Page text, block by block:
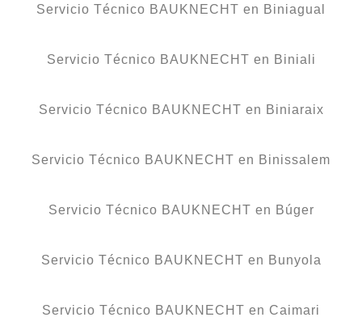
Servicio Técnico BAUKNECHT en Biniagual
Servicio Técnico BAUKNECHT en Biniali
Servicio Técnico BAUKNECHT en Biniaraix
Servicio Técnico BAUKNECHT en Binissalem
Servicio Técnico BAUKNECHT en Búger
Servicio Técnico BAUKNECHT en Bunyola
Servicio Técnico BAUKNECHT en Caimari